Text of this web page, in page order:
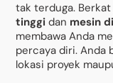
tak terduga.
tinggi dan mesin
membawa Anda
percaya diri. Anda
lokasi proyek